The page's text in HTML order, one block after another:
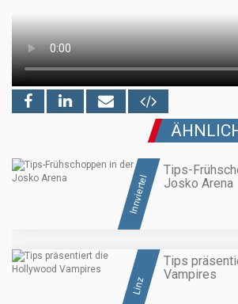
Innviertel
Tips-
Josko Arena
Linz
Tips
Vampires